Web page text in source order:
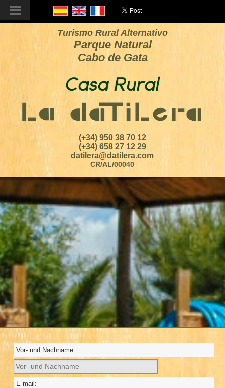
Turismo Rural Alternativo
Parque Natural
Cabo de Gata
(+34) 950 38 70 12
(+34) 658 27 12 29
datilera@datilera.com
CR/AL/00040
Vor- und Nachname:
E-mail: